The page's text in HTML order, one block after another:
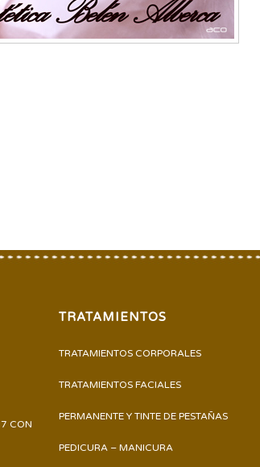
CON
TRATAMIENTOS
TRATAMIENTOS CORPORALES
TRATAMIENTOS FACIALES
PERMANENTE Y TINTE DE PESTAÑAS
PEDICURA – MANICURA